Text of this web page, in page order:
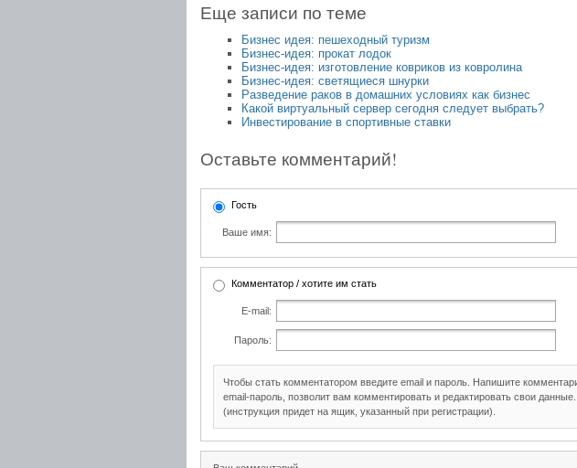
Еще записи по теме
Бизнес идея: пешеходный туризм
Бизнес-идея: прокат лодок
Бизнес-идея: изготовление ковриков из ковролина
Бизнес-идея: светящиеся шнурки
Разведение раков в домашних условиях как бизнес
Какой виртуальный сервер сегодня следует выбрать?
Инвестирование в спортивные ставки
Оставьте комментарий!
Гость
Ваше имя:
Комментатор / хотите им стать
E-mail:
Пароль:
Чтобы стать комментатором введите email и пароль. Напишите
email-пароль, позволит вам комментировать и редактировать свои
(инструкция придет на ящик, указанный при регистрации).